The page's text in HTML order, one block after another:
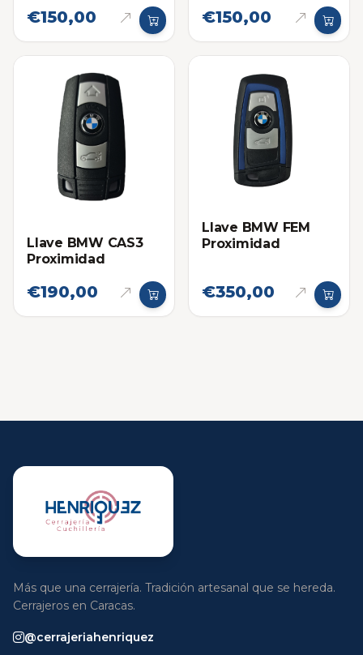
€150,00 €150,00
Llave BMW CAS3
Proximidad
€190,00
Llave BMW FEM
Proximidad
€350,00
Más que una cerrajería. Tradición artesanal que se hereda.
Cerrajeros en Caracas.
@cerrajeriahenriquez